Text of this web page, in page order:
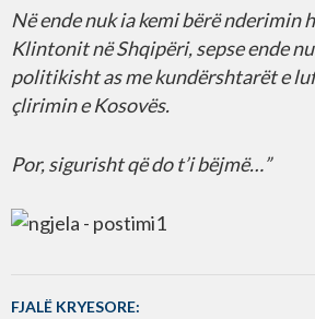
Në ende nuk ia kemi bërë nderimin
Klintonit në Shqipëri, sepse ende
politikisht as me kundërshtarët e
çlirimin e Kosovës.
Por, sigurisht që do t’i bëjmë…”
FJALË KRYESORE: